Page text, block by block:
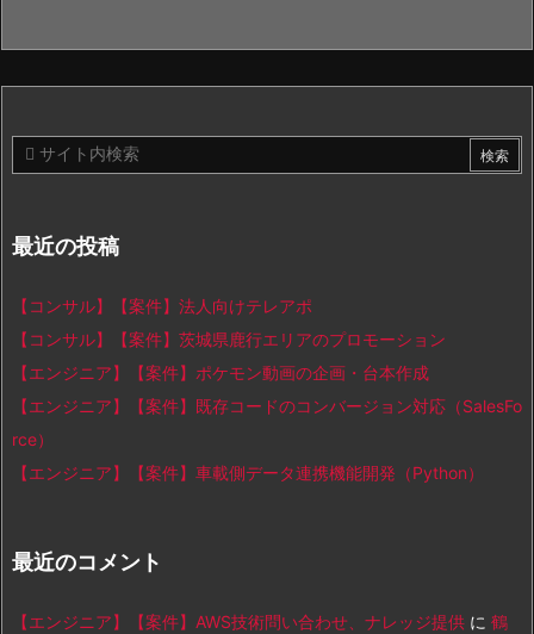
最近の投稿
【コンサル】【案件】法人向けテレアポ
【コンサル】【案件】茨城県鹿行エリアのプロモーション
【エンジニア】【案件】ポケモン動画の企画・台本作成
【エンジニア】【案件】既存コードのコンバージョン対応（SalesFo
rce）
【エンジニア】【案件】車載側データ連携機能開発（Python）
最近のコメント
【エンジニア】【案件】AWS技術問い合わせ、ナレッジ提供 に 鶴